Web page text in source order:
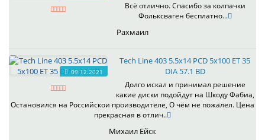
Всё отлично. Спасибо за колпачки
Фольксваген бесплатно...
Рахмаил
09.12.2021
Tech Line 403 5.5x14 PCD 5x100 ET 35
DIA 57.1 BD
Долго искал и принимал решение
какие диски подойдут на Шкоду Фабиа,
Остановился на Российскои производителе, О чём не пожалел. Цена
прекрасная в отлич..
Михаил Ейск